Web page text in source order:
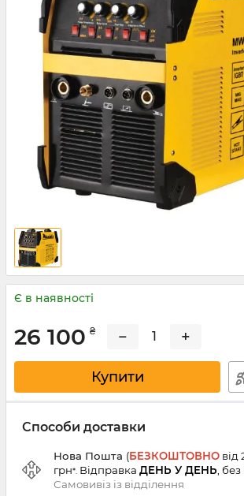
Є в наявності
26 100 ₴ − +
Купити
Способи доставки
Нова Пошта (БЕЗКОШТОВНО від
грн*. Відправка ДЕНЬ У ДЕНЬ ,
Самовивіз із відділення